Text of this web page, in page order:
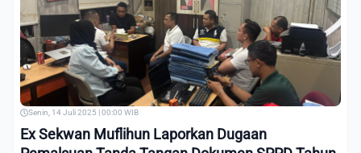
Senin, 14 Juli 2025 | 00:00 WIB
Ex Sekwan Muflihun Laporkan Dugaan